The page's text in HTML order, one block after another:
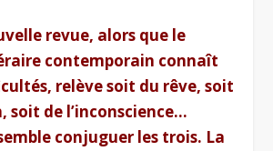
revue, alors que le
contemporain connaît
relève soit du rêve, soit
soit de l’inconscience…
conjuguer les trois. La